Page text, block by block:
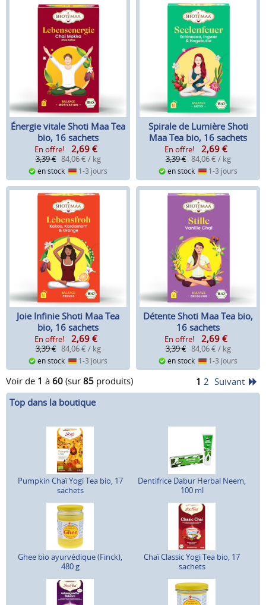
Énergie vitale Shoti Maa Tea
bio, 16 sachets
En offre! 2,69 €
3,39 € 84,06 € / kg
en stock 1-3 jours
Spirale de Lumière Shoti
Maa Tea bio, 16 sachets
En offre! 2,69 €
3,39 € 84,06 € / kg
en stock 1-3 jours
Joie Infinie Shoti Maa Tea
bio, 16 sachets
En offre! 2,69 €
3,39 € 84,06 € / kg
en stock 1-3 jours
Détente Shoti Maa Tea bio,
16 sachets
En offre! 2,69 €
3,39 € 84,06 € / kg
en stock 1-3 jours
Voir de 1 à 60 (sur 85 produits) 1 2 Suivant
Top dans la boutique
Pumpkin Chaï Yogi Tea bio, 17
sachets
Dentifrice Dabur Herbal Neem,
100 ml
Ghee bio ayurvédique (Finck),
480 g
Chaï Classic Yogi Tea bio, 17
sachets